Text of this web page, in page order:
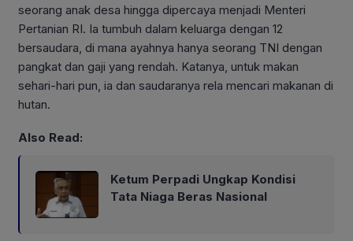
seorang anak desa hingga dipercaya menjadi Menteri
Pertanian RI. Ia tumbuh dalam keluarga dengan 12
bersaudara, di mana ayahnya hanya seorang TNI dengan
pangkat dan gaji yang rendah. Katanya, untuk makan
sehari-hari pun, ia dan saudaranya rela mencari makanan di
hutan.
Also Read:
Ketum Perpadi Ungkap Kondisi
Tata Niaga Beras Nasional